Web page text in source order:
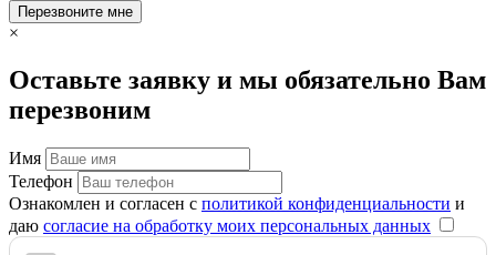
Перезвоните мне
×
Оставьте заявку и мы обязательно Вам
перезвоним
Имя
Телефон
Ознакомлен и согласен с политикой конфиденциальности и
даю согласие на обработку моих персональных данных